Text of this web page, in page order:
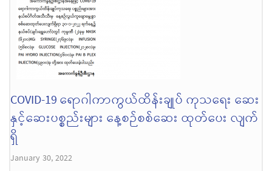
COVID-19 ရောဂါကာကွယ်ထိန်းချုပ် ကုသရေး ဆေး
နှင့်ဆေးပစ္စည်းများ နေ့စဉ်စစ်ဆေး ထုတ်ပေး လျက်
ရှိ
January 30, 2022